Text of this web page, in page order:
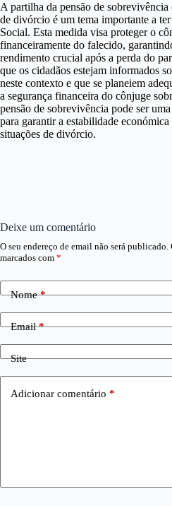
A partilha da pensão de sobrevivência
de divórcio é um tema importante a
Social. Esta medida visa proteger o
financeiramente do falecido,
rendimento crucial após a perda do
que os cidadãos estejam informados
neste contexto e que se planeiem
a segurança financeira do cônjuge
pensão de sobrevivência pode ser
para garantir a estabilidade
situações de divórcio.
Deixe um comentário
O seu endereço de email não será publicado.
marcados com *
Nome*
Email*
Site
Adicionar comentário *